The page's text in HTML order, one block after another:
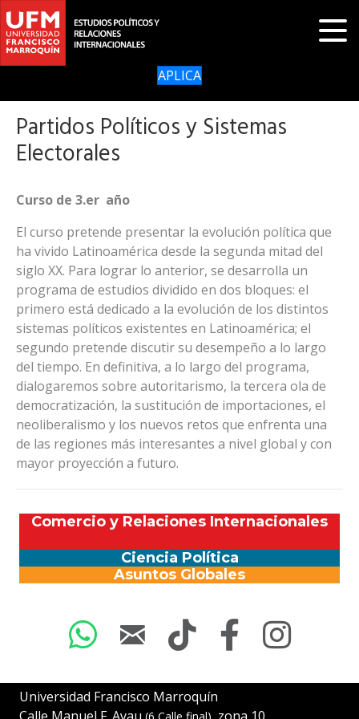
APLICA
Partidos Políticos y Sistemas
Electorales
Curso de 3.er año
El curso pretende presentar la evolución política que
ha vivido Latinoamérica desde la segunda mitad del
siglo XX. Para lograr lo anterior, se desarrolla un
programa de estudios dividido en dos bloques: el
primero está dedicado a la evolución de los distintos
sistemas políticos existentes en Latinoamérica; el
segundo pretende discutir su desempeño a lo largo
del tiempo. En definitiva, a lo largo del programa,
dialogaremos sobre autoritarismo, la tercera ola de
democratización, la sustitución de importaciones, el
neoliberalismo y los nuevos retos que enfrenta una
de las regiones más interesantes a nivel global y con
mayor proyección a futuro.
Comercio y Relaciones Internacionales
Ciencia Política
Asuntos Globales
Universidad Francisco Marroquín